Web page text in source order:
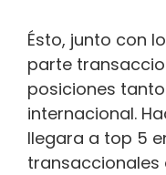
Ésto, junto con
parte
posiciones
internacional.
llegara a top 5
transaccionales